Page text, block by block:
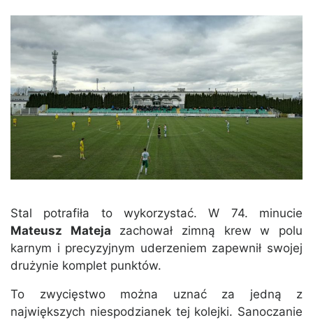
Stal potrafiła to wykorzystać. W 74. minucie
Mateusz Mateja zachował zimną krew w polu
karnym i precyzyjnym uderzeniem zapewnił swojej
drużynie komplet punktów.
To zwycięstwo można uznać za jedną z
największych niespodzianek tej kolejki. Sanoczanie